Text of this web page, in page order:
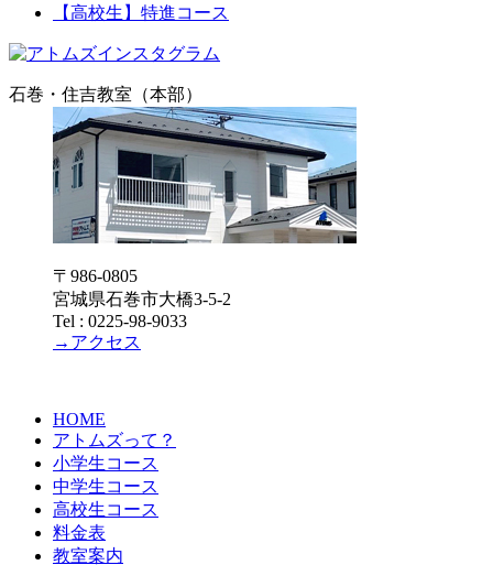
【高校生】特進コース
石巻・住吉教室（本部）
〒986-0805
宮城県石巻市大橋3-5-2
Tel : 0225-98-9033
→アクセス
HOME
アトムズって？
小学生コース
中学生コース
高校生コース
料金表
教室案内